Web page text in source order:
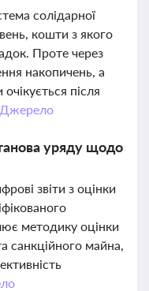
солідарної
кошти з якого
Проте через
накопичень, а
після
Джерело
уряду щодо
звіти з оцінки
методику оцінки
санкційного майна,